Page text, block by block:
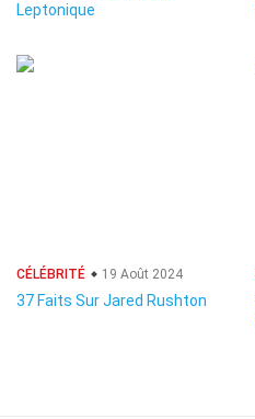
Leptonique
CÉLÉBRITÉ 19 Août 2024
37 Faits Sur Jared Rushton